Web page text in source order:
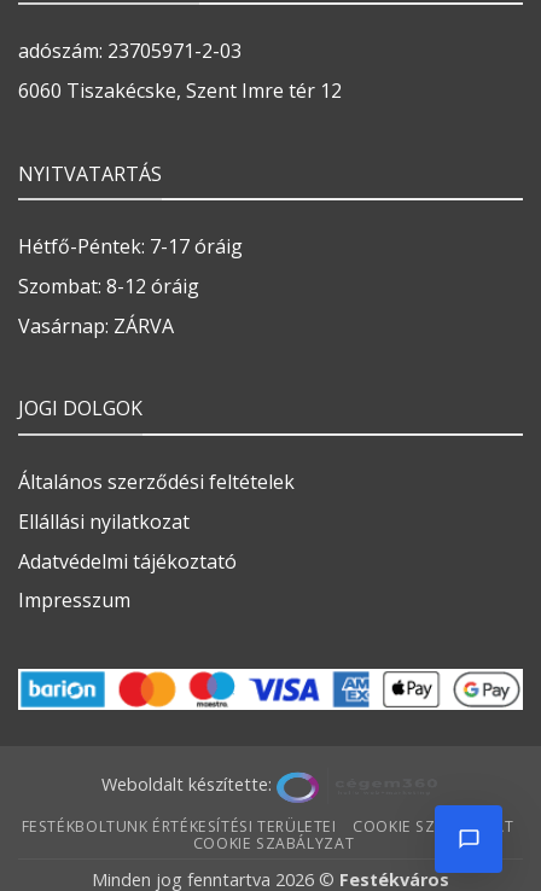
adószám: 23705971-2-03
6060 Tiszakécske, Szent Imre tér 12
NYITVATARTÁS
Hétfő-Péntek: 7-17 óráig
Szombat: 8-12 óráig
Vasárnap: ZÁRVA
JOGI DOLGOK
Általános szerződési feltételek
Ellállási nyilatkozat
Adatvédelmi tájékoztató
Impresszum
Weboldalt készítette:
FESTÉKBOLTUNK ÉRTÉKESÍTÉSI TERÜLETEI
COOKIE SZABÁLYZAT
COOKIE SZABÁLYZAT
Minden jog fenntartva 2026 © Festékváros